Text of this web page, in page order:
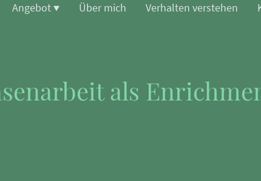
Angebot Über mich Verhalten verstehen
als